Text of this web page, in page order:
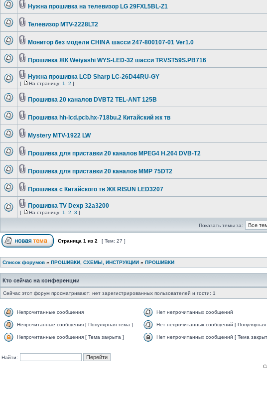
Нужна прошивка на телевизор LG 29FXL5BL-Z1
Телевизор MTV-2228LT2
Монитор без модели CHINA шасси 247-800107-01 Ver1.0
Прошивка ЖК Weiyashi WYS-LED-32 шасси TP.VST59S.PB716
Нужна прошивка LCD Sharp LC-26D44RU-GY
[ На страницу: 1 2 ]
Прошивка 20 каналов DVBT2 TEL-ANT 125B
Прошивка hh-lcd.pcb.hx-718bu.2 Китайский жк тв
Mystery MTV-1922 LW
Прошивка для приставки 20 каналов MPEG4 H.264 DVB-T2
Прошивка для приставки 20 каналов MMP 75DT2
Прошивка с Китайского тв ЖК RISUN LED3207
Прошивка TV Dexp 32a3200
[ На страницу: 1 2 3 ]
Показать темы за:
Страница 1 из 2 [ Тем: 27 ]
Список форумов » ПРОШИВКИ, СХЕМЫ, ИНСТРУКЦИИ » ПРОШИВКИ
Кто сейчас на конференции
Сейчас этот форум просматривают: нет зарегистрированных пользователей и гости: 1
Непрочитанные сообщения Нет непрочитанных сообщений
Непрочитанные сообщения [ Популярная тема ] Нет непрочитанных сообщений [ Популярная
Непрочитанные сообщения [ Тема закрыта ] Нет непрочитанных сообщений [ Тема
Найти: